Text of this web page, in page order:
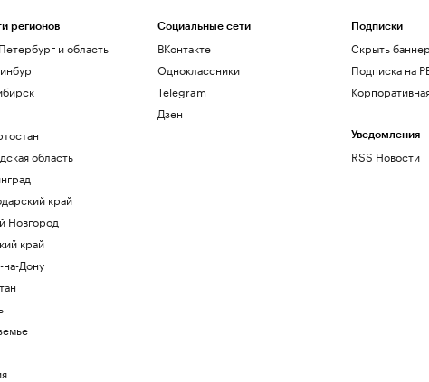
регионов
и область
область
край
Новгород
край
на-Дону
Социальные сети
ВКонтакте
Одноклассники
Telegram
Дзен
Подписки
Скрыть
Подписка на
Уведомления
RSS Новости